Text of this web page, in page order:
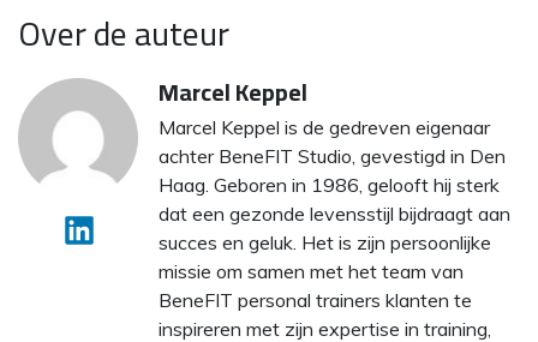
Over de auteur
Marcel Keppel
Marcel Keppel is de gedreven eigenaar
achter BeneFIT Studio, gevestigd in Den
Haag. Geboren in 1986, gelooft hij sterk
dat een gezonde levensstijl bijdraagt aan
succes en geluk. Het is zijn persoonlijke
missie om samen met het team van
BeneFIT personal trainers klanten te
inspireren met zijn expertise in training,